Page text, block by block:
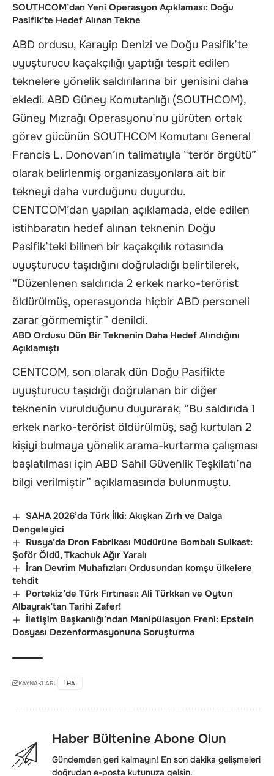
SOUTHCOM’dan Yeni Operasyon Açıklaması: Doğu
Pasifik’te Hedef Alınan Tekne
ABD ordusu, Karayip Denizi ve Doğu Pasifik’te
uyuşturucu kaçakçılığı yaptığı tespit edilen
teknelere yönelik saldırılarına bir yenisini daha
ekledi. ABD Güney Komutanlığı (SOUTHCOM),
Güney Mızrağı Operasyonu’nu yürüten ortak
görev gücünün SOUTHCOM Komutanı General
Francis L. Donovan’ın talimatıyla “terör örgütü”
olarak belirlenmiş organizasyonlara ait bir
tekneyi daha vurduğunu duyurdu.
CENTCOM’dan yapılan açıklamada, elde edilen
istihbaratın hedef alınan teknenin Doğu
Pasifik’teki bilinen bir kaçakçılık rotasında
uyuşturucu taşıdığını doğruladığı belirtilerek,
“Düzenlenen saldırıda 2 erkek narko-terörist
öldürülmüş, operasyonda hiçbir ABD personeli
zarar görmemiştir” denildi.
ABD Ordusu Dün Bir Teknenin Daha Hedef Alındığını
Açıklamıştı
CENTCOM, son olarak dün Doğu Pasifikte
uyuşturucu taşıdığı doğrulanan bir diğer
teknenin vurulduğunu duyurarak, “Bu saldırıda 1
erkek narko-terörist öldürülmüş, sağ kurtulan 2
kişiyi bulmaya yönelik arama-kurtarma çalışması
başlatılması için ABD Sahil Güvenlik Teşkilatı’na
bilgi verilmiştir” açıklamasında bulunmuştu.
SAHA 2026’da Türk İlki: Akışkan Zırh ve Dalga
Dengeleyici
Rusya’da Dron Fabrikası Müdürüne Bombalı Suikast:
Şoför Öldü, Tkachuk Ağır Yaralı
İran Devrim Muhafızları Ordusundan komşu ülkelere
tehdit
Portekiz’de Türk Fırtınası: Ali Türkkan ve Oytun
Albayrak’tan Tarihi Zafer!
İletişim Başkanlığı’ndan Manipülasyon Freni: Epstein
Dosyası Dezenformasyonuna Soruşturma
KAYNAKLAR: IHA
Haber Bültenine Abone Olun
Gündemden geri kalmayın! En son dakika gelişmeleri
doğrudan e-posta kutunuza gelsin.